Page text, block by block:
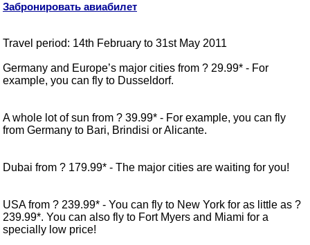
Забронировать авиабилет
Travel period: 14th February to 31st May 2011
Germany and Europe’s major cities from ? 29.99* - For
example, you can fly to Dusseldorf.
A whole lot of sun from ? 39.99* - For example, you can fly
from Germany to Bari, Brindisi or Alicante.
Dubai from ? 179.99* - The major cities are waiting for you!
USA from ? 239.99* - You can fly to New York for as little as ?
239.99*. You can also fly to Fort Myers and Miami for a
specially low price!